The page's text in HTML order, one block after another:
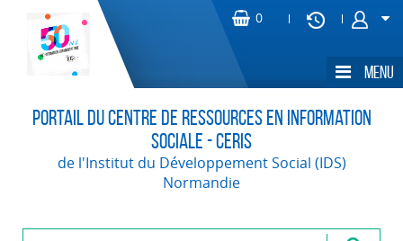
Portail du Centre de Ressources en Information
Sociale - CERIS
de l'Institut du Développement Social (IDS)
Normandie